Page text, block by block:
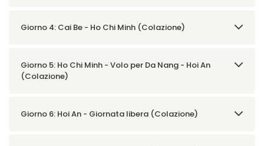
Giorno 4: Cai Be - Ho Chi Minh (Colazione)
Giorno 5: Ho Chi Minh - Volo per Da Nang - Hoi An
(Colazione)
Giorno 6: Hoi An - Giornata libera (Colazione)